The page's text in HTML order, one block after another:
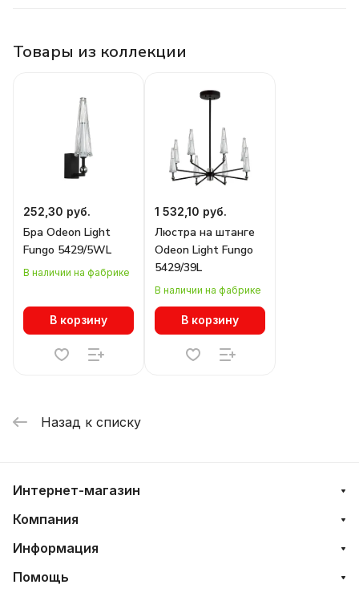
Товары из коллекции
252,30 руб.
Бра Odeon Light
Fungo 5429/5WL
В наличии на фабрике
В корзину
1 532,10 руб.
Люстра на штанге
Odeon Light Fungo
5429/39L
В наличии на фабрике
В корзину
Назад к списку
Интернет-магазин
Компания
Информация
Помощь